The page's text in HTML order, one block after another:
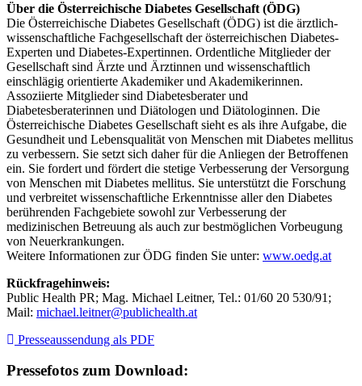
Über die Österreichische Diabetes Gesellschaft (ÖDG)
Die Österreichische Diabetes Gesellschaft (ÖDG) ist die ärztlich-
wissenschaftliche Fachgesellschaft der österreichischen Diabetes-
Experten und Diabetes-Expertinnen. Ordentliche Mitglieder der
Gesellschaft sind Ärzte und Ärztinnen und wissenschaftlich
einschlägig orientierte Akademiker und Akademikerinnen.
Assoziierte Mitglieder sind Diabetesberater und
Diabetesberaterinnen und Diätologen und Diätologinnen. Die
Österreichische Diabetes Gesellschaft sieht es als ihre Aufgabe, die
Gesundheit und Lebensqualität von Menschen mit Diabetes mellitus
zu verbessern. Sie setzt sich daher für die Anliegen der Betroffenen
ein. Sie fordert und fördert die stetige Verbesserung der Versorgung
von Menschen mit Diabetes mellitus. Sie unterstützt die Forschung
und verbreitet wissenschaftliche Erkenntnisse aller den Diabetes
berührenden Fachgebiete sowohl zur Verbesserung der
medizinischen Betreuung als auch zur bestmöglichen Vorbeugung
von Neuerkrankungen.
Weitere Informationen zur ÖDG finden Sie unter: www.oedg.at
Rückfragehinweis:
Public Health PR; Mag. Michael Leitner, Tel.: 01/60 20 530/91;
Mail: michael.leitner@publichealth.at
Presseaussendung als PDF
Pressefotos zum Download: